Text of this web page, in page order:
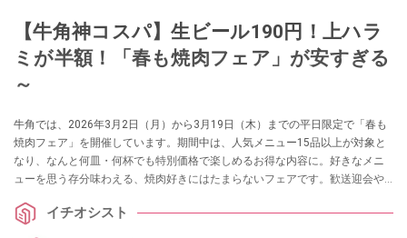
【牛角神コスパ】生ビール190円！上ハラ
ミが半額！「春も焼肉フェア」が安すぎる
～
牛角では、2026年3月2日（月）から3月19日（木）までの平日限定で「春も
焼肉フェア」を開催しています。期間中は、人気メニュー15品以上が対象と
なり、なんと何皿・何杯でも特別価格で楽しめるお得な内容に。好きなメニ
ューを思う存分味わえる、焼肉好きにはたまらないフェアです。歓送迎会や
くご紹介していきます！
イチオシスト